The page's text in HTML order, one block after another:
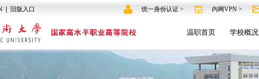
旧版入口 统一身份认证 > 内网VPN >
温职首页 学校概况